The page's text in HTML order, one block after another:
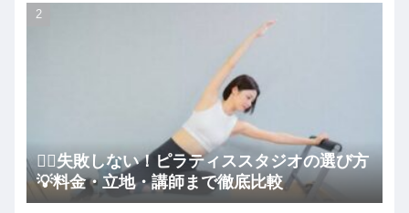
🧘‍♀️失敗しない！ピラティススタジオの選び方
💡料金・立地・講師まで徹底比較